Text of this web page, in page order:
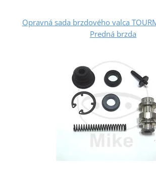
Opravná sada brzdového valca
Predná brzda